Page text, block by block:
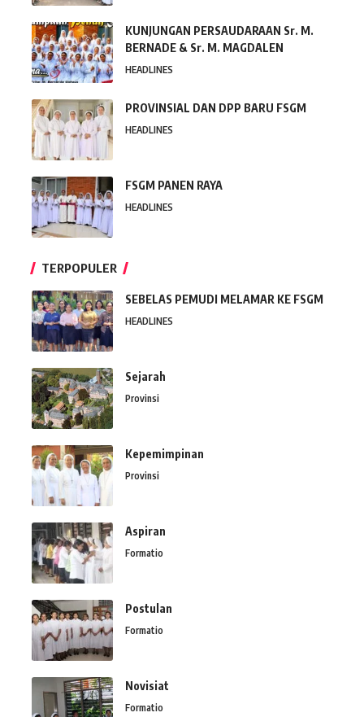
KUNJUNGAN PERSAUDARAAN Sr. M.
BERNADE & Sr. M. MAGDALEN
HEADLINES
PROVINSIAL DAN DPP BARU FSGM
HEADLINES
FSGM PANEN RAYA
HEADLINES
TERPOPULER
SEBELAS PEMUDI MELAMAR KE FSGM
HEADLINES
Sejarah
Provinsi
Kepemimpinan
Provinsi
Aspiran
Formatio
Postulan
Formatio
Novisiat
Formatio